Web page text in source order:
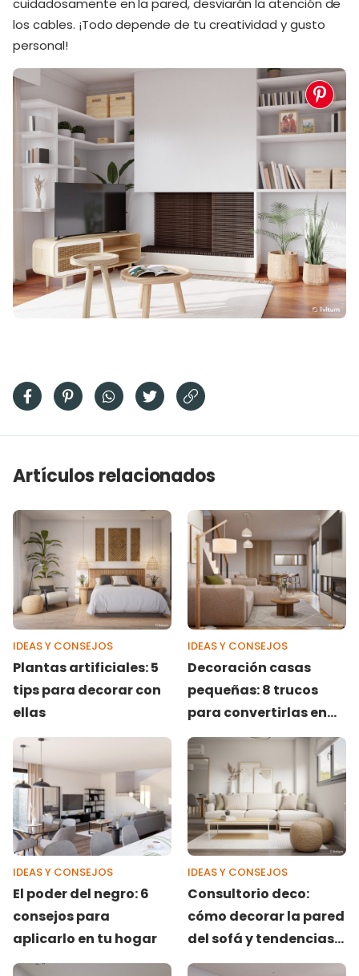
cuidadosamente en la pared, desviarán la atención de
los cables. ¡Todo depende de tu creatividad y gusto
personal!
Artículos relacionados
IDEAS Y CONSEJOS
Plantas artificiales: 5
tips para decorar con
ellas
IDEAS Y CONSEJOS
Decoración casas
pequeñas: 8 trucos
para convertirlas en
un espacio acogedor
IDEAS Y CONSEJOS
El poder del negro: 6
consejos para
aplicarlo en tu hogar
IDEAS Y CONSEJOS
Consultorio deco:
cómo decorar la pared
del sofá y tendencias
en papel pintado